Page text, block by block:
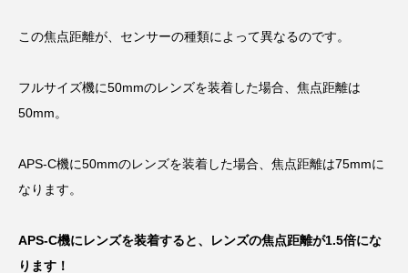
この焦点距離が、センサーの種類によって異なるのです。
フルサイズ機に50mmのレンズを装着した場合、焦点距離は
50mm。
APS-C機に50mmのレンズを装着した場合、焦点距離は75mmに
なります。
APS-C機にレンズを装着すると、レンズの焦点距離が1.5倍にな
ります！